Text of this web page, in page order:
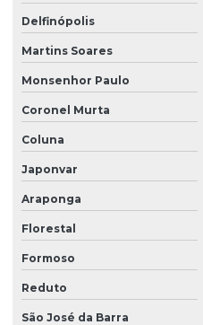
Delfinópolis
Martins Soares
Monsenhor Paulo
Coronel Murta
Coluna
Japonvar
Araponga
Florestal
Formoso
Reduto
São José da Barra